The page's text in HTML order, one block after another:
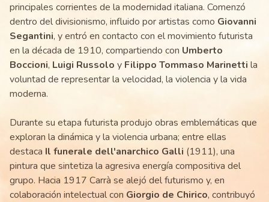
principales corrientes de la modernidad italiana. Comenzó
dentro del divisionismo, influido por artistas como Giovanni
Segantini, y entró en contacto con el movimiento futurista
en la década de 1910, compartiendo con Umberto
Boccioni, Luigi Russolo y Filippo Tommaso Marinetti la
voluntad de representar la velocidad, la violencia y la vida
moderna.
Durante su etapa futurista produjo obras emblemáticas que
exploran la dinámica y la violencia urbana; entre ellas
destaca Il funerale dell'anarchico Galli (1911), una
pintura que sintetiza la agresiva energía compositiva del
grupo. Hacia 1917 Carrà se alejó del futurismo y, en
colaboración intelectual con Giorgio de Chirico, contribuyó